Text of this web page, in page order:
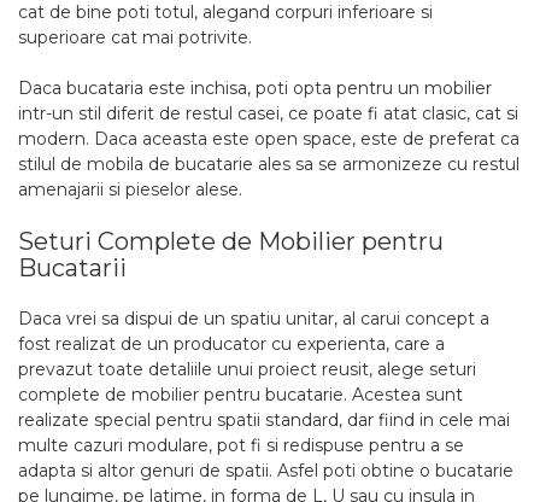
cat de bine poti totul, alegand corpuri inferioare si
superioare cat mai potrivite.
Daca bucataria este inchisa, poti opta pentru un mobilier
intr-un stil diferit de restul casei, ce poate fi atat clasic, cat si
modern. Daca aceasta este open space, este de preferat ca
stilul de mobila de bucatarie ales sa se armonizeze cu restul
amenajarii si pieselor alese.
Seturi Complete de Mobilier pentru
Bucatarii
Daca vrei sa dispui de un spatiu unitar, al carui concept a
fost realizat de un producator cu experienta, care a
prevazut toate detaliile unui proiect reusit, alege seturi
complete de mobilier pentru bucatarie. Acestea sunt
realizate special pentru spatii standard, dar fiind in cele mai
multe cazuri modulare, pot fi si redispuse pentru a se
adapta si altor genuri de spatii. Asfel poti obtine o bucatarie
pe lungime, pe latime, in forma de L, U sau cu insula in